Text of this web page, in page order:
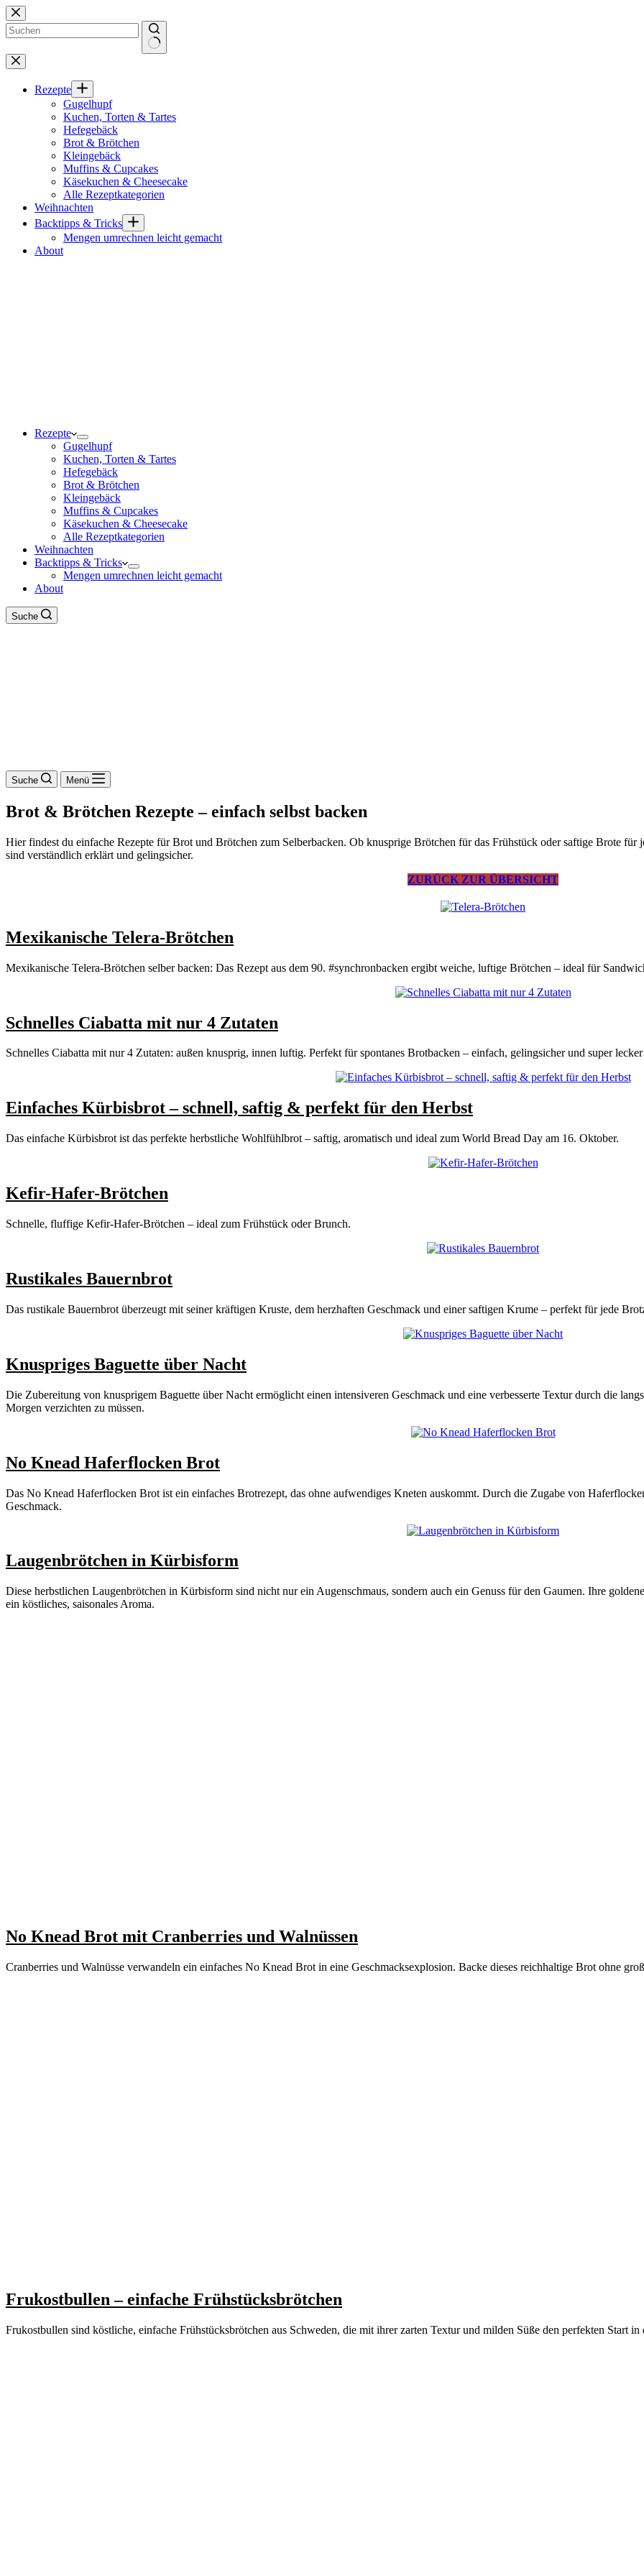
Zum
Inhalt
springen
Keine
Ergebnisse
Rezepte
Gugelhupf
Kuchen, Torten & Tartes
Hefegebäck
Brot & Brötchen
Kleingebäck
Muffins & Cupcakes
Käsekuchen & Cheesecake
Alle Rezeptkategorien
Weihnachten
Backtipps & Tricks
Mengen umrechnen leicht gemacht
About
Rezepte
Gugelhupf
Kuchen, Torten & Tartes
Hefegebäck
Brot & Brötchen
Kleingebäck
Muffins & Cupcakes
Käsekuchen & Cheesecake
Alle Rezeptkategorien
Weihnachten
Backtipps & Tricks
Mengen umrechnen leicht gemacht
About
Suche
Suche Menü
Brot & Brötchen Rezepte – einfach selbst backen
Hier findest du einfache Rezepte für Brot und Brötchen zum Selberbacken. Ob knusprige Brötchen für das Frühstück oder saftige Brote für
sind verständlich erklärt und gelingsicher.
ZURÜCK ZUR ÜBERSICHT
Mexikanische Telera-Brötchen
Mexikanische Telera-Brötchen selber backen: Das Rezept aus dem 90. #synchronbacken ergibt weiche, luftige Brötchen – ideal für
Schnelles Ciabatta mit nur 4 Zutaten
Schnelles Ciabatta mit nur 4 Zutaten: außen knusprig, innen luftig. Perfekt für spontanes Brotbacken – einfach, gelingsicher und super
Einfaches Kürbisbrot – schnell, saftig & perfekt für den Herbst
Das einfache Kürbisbrot ist das perfekte herbstliche Wohlfühlbrot – saftig, aromatisch und ideal zum World Bread Day am 16. Oktober.
Kefir-Hafer-Brötchen
Schnelle, fluffige Kefir-Hafer-Brötchen – ideal zum Frühstück oder Brunch.
Rustikales Bauernbrot
Das rustikale Bauernbrot überzeugt mit seiner kräftigen Kruste, dem herzhaften Geschmack und einer saftigen Krume – perfekt für jede
Knuspriges Baguette über Nacht
Die Zubereitung von knusprigem Baguette über Nacht ermöglicht einen intensiveren Geschmack und eine verbesserte Textur durch die
Morgen verzichten zu müssen.
No Knead Haferflocken Brot
Das No Knead Haferflocken Brot ist ein einfaches Brotrezept, das ohne aufwendiges Kneten auskommt. Durch die Zugabe von
Geschmack.
Laugenbrötchen in Kürbisform
Diese herbstlichen Laugenbrötchen in Kürbisform sind nicht nur ein Augenschmaus, sondern auch ein Genuss für den Gaumen. Ihre
ein köstliches, saisonales Aroma.
No Knead Brot mit Cranberries und Walnüssen
Cranberries und Walnüsse verwandeln ein einfaches No Knead Brot in eine Geschmacksexplosion. Backe dieses reichhaltige Brot ohne
Frukostbullen – einfache Frühstücksbrötchen
Frukostbullen sind köstliche, einfache Frühstücksbrötchen aus Schweden, die mit ihrer zarten Textur und milden Süße den perfekten Start in